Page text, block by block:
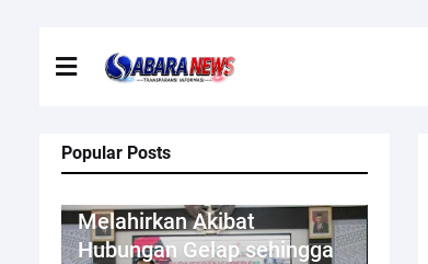
Popular Posts
Melahirkan Akibat
Hubungan Gelap sehingga